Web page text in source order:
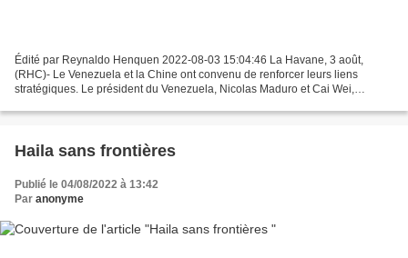
Édité par Reynaldo Henquen 2022-08-03 15:04:46 La Havane, 3 août,
(RHC)- Le Venezuela et la Chine ont convenu de renforcer leurs liens
stratégiques. Le président du Venezuela, Nicolas Maduro et Cai Wei,
Haila sans frontières
Publié le 04/08/2022 à 13:42
Par anonyme